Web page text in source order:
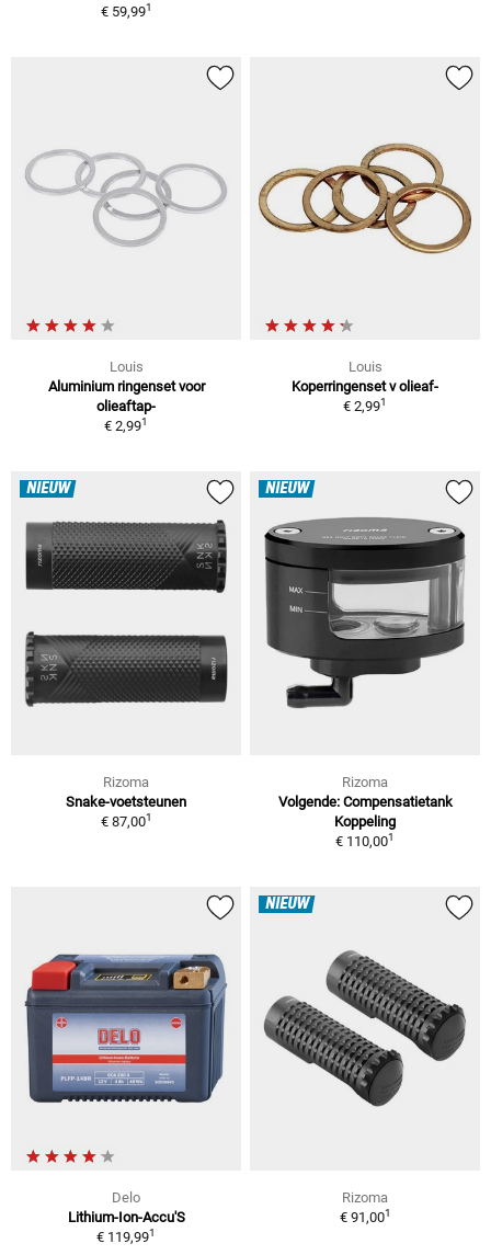
€ 59,991
Louis
Aluminium ringenset voor
olieaftap-
€ 2,991
Louis
Koperringenset v olieaf-
€ 2,991
NIEUW
Rizoma
Snake-voetsteunen
€ 87,001
NIEUW
Rizoma
Volgende: Compensatietank
Koppeling
€ 110,001
Delo
Lithium-Ion-Accu'S
€ 119,991
NIEUW
Rizoma
€ 91,001